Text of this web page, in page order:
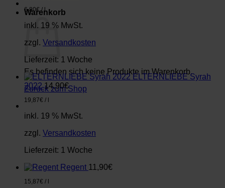
Warenkorb
Es befinden sich keine Produkte im Warenkorb.
Zurück zum Shop
6,80€/l
inkl. 19 % MwSt.
zzgl. Versandkosten
Lieferzeit: 1 Woche
ELTERNLIEBE Syrah
2022 14,90€
19,87€ /
inkl. 19 % MwSt.
zzgl. Versandkosten
Lieferzeit: 1 Woche
Regent 11,90€
15,87€ /